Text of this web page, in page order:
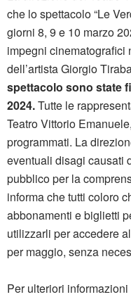
che lo spettacolo “Le
giorni 8, 9 e 10 marzo
impegni cinematografici
dell’artista Giorgio
spettacolo sono state
2024.Tutte le
Teatro Vittorio
programmati. La
eventuali disagi causati
pubblico per la
informa che tutti coloro
abbonamenti e biglietti
utilizzarli per accedere
per maggio, senza
Per ulteriori